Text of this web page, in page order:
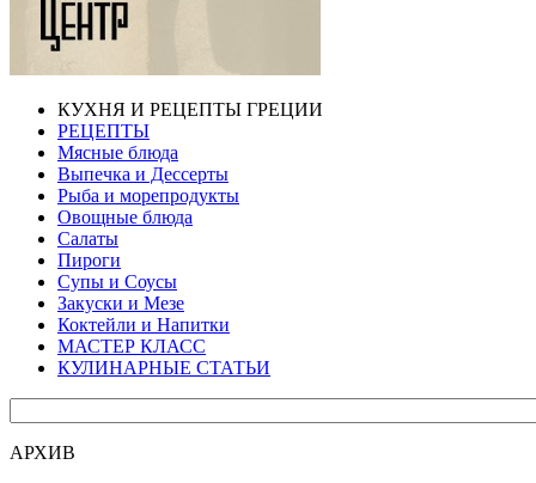
КУХНЯ И РЕЦЕПТЫ ГРЕЦИИ
РЕЦЕПТЫ
Мясные блюда
Выпечка и Дессерты
Рыба и морепродукты
Овощные блюда
Салаты
Пироги
Супы и Соусы
Закуски и Мезе
Коктейли и Напитки
МАСТЕР КЛАСС
КУЛИНАРНЫЕ СТАТЬИ
АРХИВ